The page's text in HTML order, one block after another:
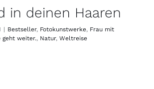
in deinen Haaren
| Bestseller, Fotokunstwerke, Frau mit
geht weiter., Natur, Weltreise